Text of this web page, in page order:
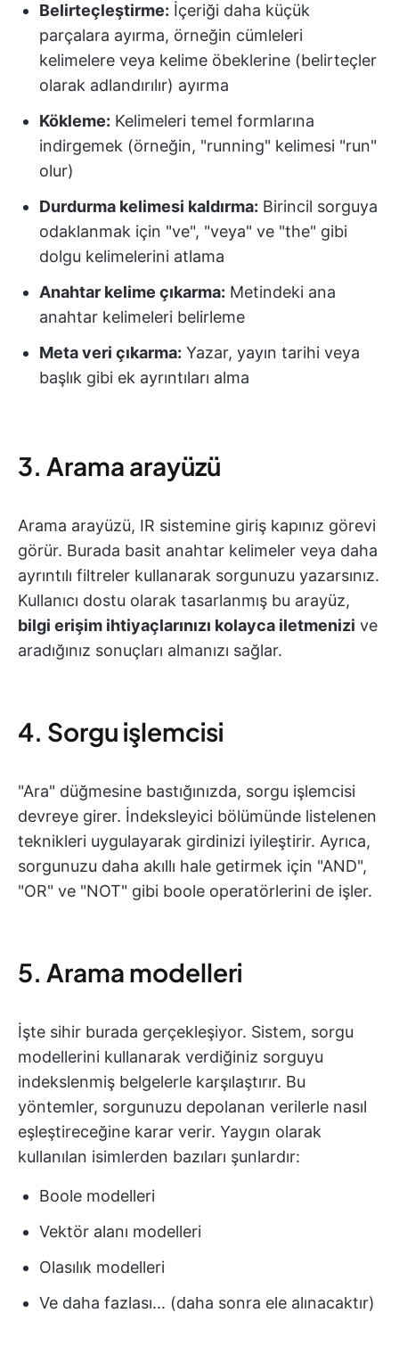
Belirteçleştirme: İçeriği daha küçük
parçalara ayırma, örneğin cümleleri
kelimelere veya kelime öbeklerine (belirteçler
olarak adlandırılır) ayırma
Kökleme: Kelimeleri temel formlarına
indirgemek (örneğin, "running" kelimesi "run"
olur)
Durdurma kelimesi kaldırma: Birincil sorguya
odaklanmak için "ve", "veya" ve "the" gibi
dolgu kelimelerini atlama
Anahtar kelime çıkarma: Metindeki ana
anahtar kelimeleri belirleme
Meta veri çıkarma: Yazar, yayın tarihi veya
başlık gibi ek ayrıntıları alma
3. Arama arayüzü
Arama arayüzü, IR sistemine giriş kapınız görevi
görür. Burada basit anahtar kelimeler veya daha
ayrıntılı filtreler kullanarak sorgunuzu yazarsınız.
Kullanıcı dostu olarak tasarlanmış bu arayüz,
bilgi erişim ihtiyaçlarınızı kolayca iletmenizi ve
aradığınız sonuçları almanızı sağlar.
4. Sorgu işlemcisi
"Ara" düğmesine bastığınızda, sorgu işlemcisi
devreye girer. İndeksleyici bölümünde listelenen
teknikleri uygulayarak girdinizi iyileştirir. Ayrıca,
sorgunuzu daha akıllı hale getirmek için "AND",
"OR" ve "NOT" gibi boole operatörlerini de işler.
5. Arama modelleri
İşte sihir burada gerçekleşiyor. Sistem, sorgu
modellerini kullanarak verdiğiniz sorguyu
indekslenmiş belgelerle karşılaştırır. Bu
yöntemler, sorgunuzu depolanan verilerle nasıl
eşleştireceğine karar verir. Yaygın olarak
kullanılan isimlerden bazıları şunlardır:
Boole modelleri
Vektör alanı modelleri
Olasılık modelleri
Ve daha fazlası... (daha sonra ele alınacaktır)